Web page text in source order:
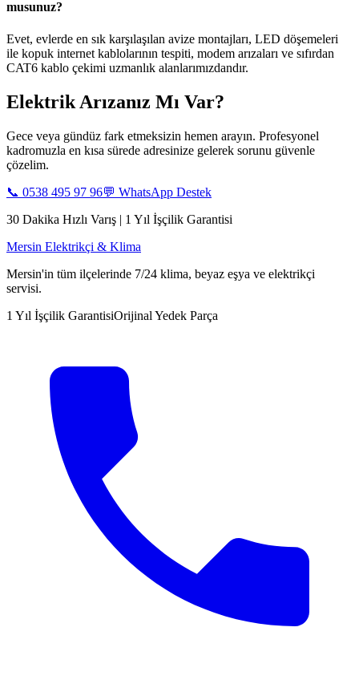
musunuz?
Evet, evlerde en sık karşılaşılan avize montajları, LED döşemeleri
ile kopuk internet kablolarının tespiti, modem arızaları ve sıfırdan
CAT6 kablo çekimi uzmanlık alanlarımızdandır.
Elektrik Arızanız Mı Var?
Gece veya gündüz fark etmeksizin hemen arayın. Profesyonel
kadromuzla en kısa sürede adresinize gelerek sorunu güvenle
çözelim.
📞 0538 495 97 96💬 WhatsApp Destek
30 Dakika Hızlı Varış | 1 Yıl İşçilik Garantisi
Mersin Elektrikçi & Klima
Mersin'in tüm ilçelerinde 7/24 klima, beyaz eşya ve elektrikçi
servisi.
1 Yıl İşçilik GarantisiOrijinal Yedek Parça